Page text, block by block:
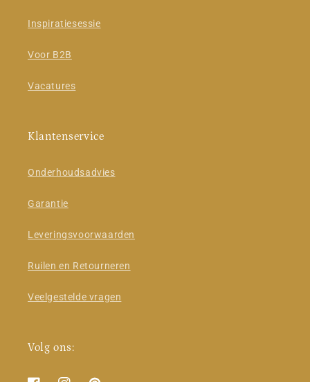
Inspiratiesessie
Voor B2B
Vacatures
Klantenservice
Onderhoudsadvies
Garantie
Leveringsvoorwaarden
Ruilen en Retourneren
Veelgestelde vragen
Volg ons: